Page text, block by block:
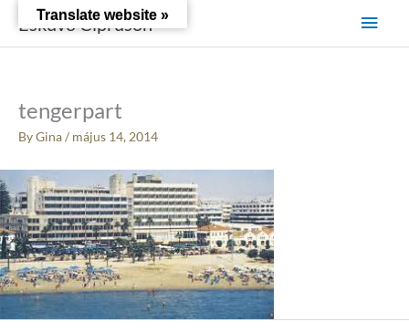
content
Esküvő Cipruson
Main
tengerpart
ByGina/ május 14, 2014
Translate website »